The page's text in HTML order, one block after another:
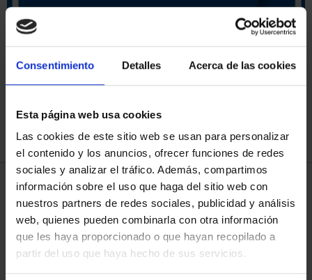
Consentimiento Detalles Acerca de las cookies
Esta página web usa cookies
Las cookies de este sitio web se usan para personalizar
el contenido y los anuncios, ofrecer funciones de redes
sociales y analizar el tráfico. Además, compartimos
información sobre el uso que haga del sitio web con
nuestros partners de redes sociales, publicidad y análisis
web, quienes pueden combinarla con otra información
que les haya proporcionado o que hayan recopilado a
partir del uso que haya hecho de sus servicios.
ORDENAR POR:
3 Productos encontrados